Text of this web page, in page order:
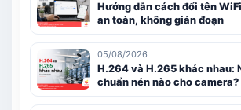
Hướng dẫn cách đổi tên
an toàn, không gián đoạn
05/08/2026
H.264 và H.265 khác nhau:
chuẩn nén nào cho camera?